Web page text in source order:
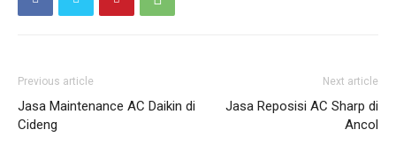
Previous article
Jasa Maintenance AC Daikin di
Cideng
Next article
Jasa Reposisi AC Sharp di
Ancol